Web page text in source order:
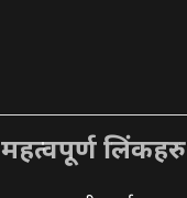
महत्वपूर्ण लिंकहरु